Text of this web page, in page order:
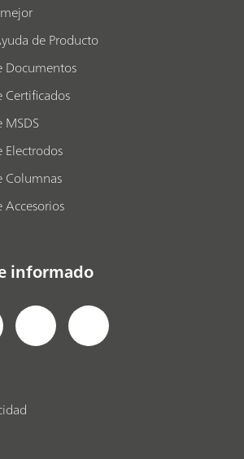
de Producto
Documentos
Certificados
Electrodos
Columnas
Accesorios
informado